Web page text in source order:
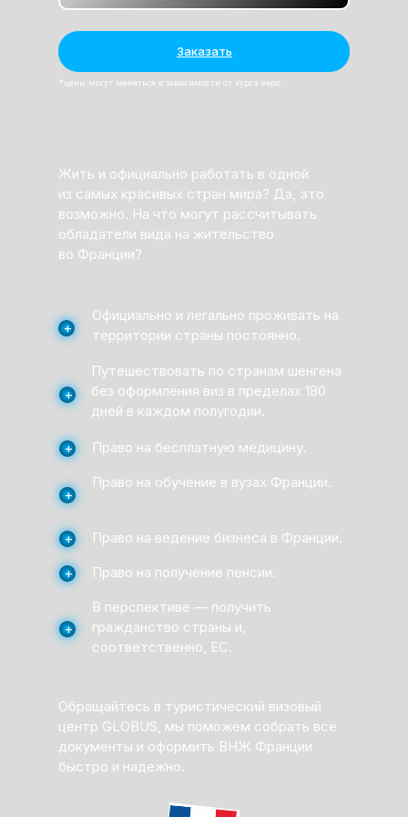
*цены могут меняться в зависимости от курса евро
Заказать
Жить и официально работать в одной
из самых красивых стран мира? Да, это
возможно. На что могут рассчитывать
обладатели вида на жительство
во Франции?
Обращайтесь в туристический визовый
центр GLOBUS, мы поможем собрать все
документы и оформить ВНЖ Франции
быстро и надежно.
Официально и легально проживать на
территории страны постоянно.
Право на бесплатную медицину.
Право на ведение бизнеса в Франции.
+
+
Право на получение пенсии.
+
+
Путешествовать по странам шенгена
без оформления виз в пределах 180
дней в каждом полугодии.
Право на обучение в вузах Франции.
+
В перспективе — получить
гражданство страны и,
соответственно, ЕС.
+
+